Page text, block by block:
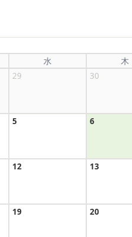
水 木
29 30
5 6
12 13
19 20